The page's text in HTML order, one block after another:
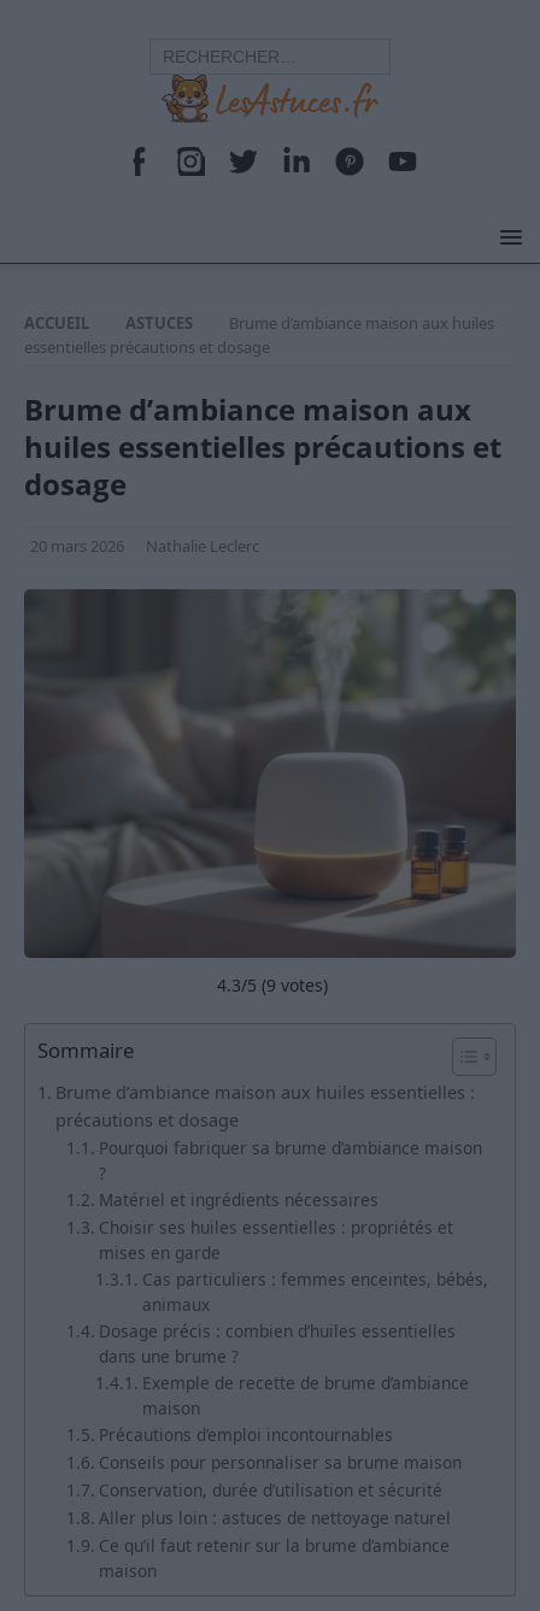
ACCUEIL ASTUCES
Brume d’ambiance maison aux huiles
essentielles précautions et dosage
Brume d’ambiance maison aux
huiles essentielles précautions et
dosage
20 mars 2026 Nathalie Leclerc
4.3/5 (9 votes)
Sommaire
Brume d’ambiance maison aux huiles essentielles :
précautions et dosage
Pourquoi fabriquer sa brume d’ambiance maison
?
Matériel et ingrédients nécessaires
Choisir ses huiles essentielles : propriétés et
mises en garde
Cas particuliers : femmes enceintes, bébés,
animaux
Dosage précis : combien d’huiles essentielles
dans une brume ?
Exemple de recette de brume d’ambiance
maison
Précautions d’emploi incontournables
Conseils pour personnaliser sa brume maison
Conservation, durée d’utilisation et sécurité
Aller plus loin : astuces de nettoyage naturel
Ce qu’il faut retenir sur la brume d’ambiance
maison